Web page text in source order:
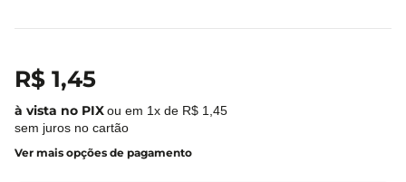
R$ 1,45
ou em 1x de R$ 1 45
sem juros no cartão
Ver mais opções de pagamento